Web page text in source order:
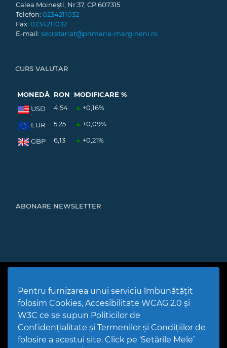
Pentru furnizarea unui serviciu îmbunătățit
folosim Cookies, Accesibilitate WCAG 2.0 și
W3C ce se supun Politicilor de
Confidențialitate și Termenilor și Condițiilor de
folosire a acestui site. Click pe ‘Setările Mele’
Calea Moinești, Nr:37, CP:607315
Telefon: 0234211032
Fax: 0234211032
E-mail: secretariat@primaria-margineni.ro
CURS VALUTAR
MONEDĂ RON
MODIFICARE %
USD
4,54 +0,16%
EUR 5,25 +0,09%
GBP 6,13 +0,21%
ABONARE NEWSLETTER
Mărgineni
Politică de utilizare Cookies|Politică de confidențialitate site
Termeni și condiții de utilizare a site-ului
Hartă Website